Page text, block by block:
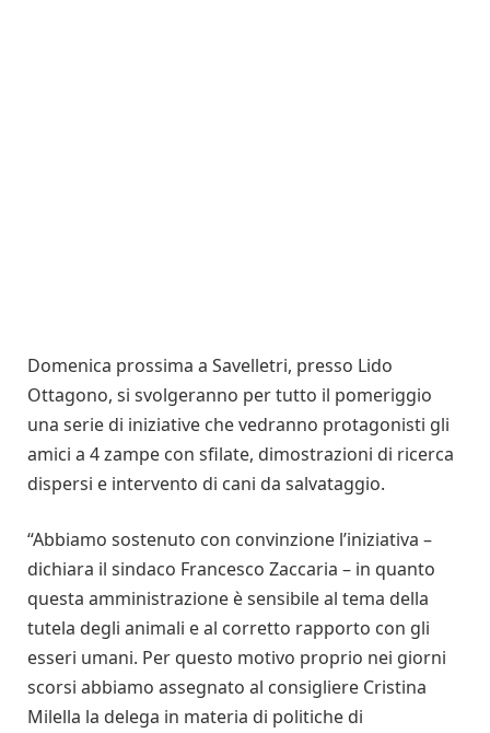
Domenica prossima a Savelletri, presso Lido
Ottagono, si svolgeranno per tutto il pomeriggio
una serie di iniziative che vedranno protagonisti gli
amici a 4 zampe con sfilate, dimostrazioni di ricerca
dispersi e intervento di cani da salvataggio.
“Abbiamo sostenuto con convinzione l’iniziativa –
dichiara il sindaco Francesco Zaccaria – in quanto
questa amministrazione è sensibile al tema della
tutela degli animali e al corretto rapporto con gli
esseri umani. Per questo motivo proprio nei giorni
scorsi abbiamo assegnato al consigliere Cristina
Milella la delega in materia di politiche di